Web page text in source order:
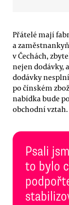
Přátelé mají
a
v Čechách,
nejen dodávky,
dodávky
po čínském
nabídka bude
obchodní vztah.
Psali
to bylo